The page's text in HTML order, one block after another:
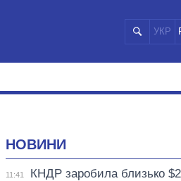
УКР
НОВИНИ
11:41
КНДР заробила близько